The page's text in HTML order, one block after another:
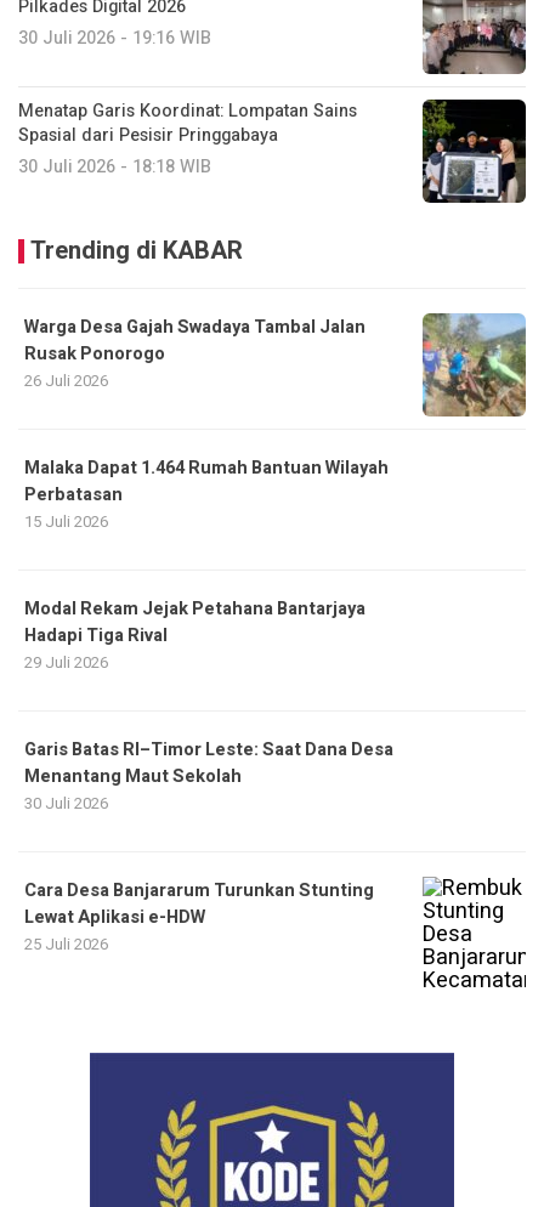
Pilkades Digital 2026
30 Juli 2026 - 19:16 WIB
Menatap Garis Koordinat: Lompatan Sains
Spasial dari Pesisir Pringgabaya
30 Juli 2026 - 18:18 WIB
Trending di KABAR
Warga Desa Gajah Swadaya Tambal Jalan
Rusak Ponorogo
26 Juli 2026
Malaka Dapat 1.464 Rumah Bantuan Wilayah
Perbatasan
15 Juli 2026
Modal Rekam Jejak Petahana Bantarjaya
Hadapi Tiga Rival
29 Juli 2026
Garis Batas RI–Timor Leste: Saat Dana Desa
Menantang Maut Sekolah
30 Juli 2026
Cara Desa Banjararum Turunkan Stunting
Lewat Aplikasi e-HDW
25 Juli 2026